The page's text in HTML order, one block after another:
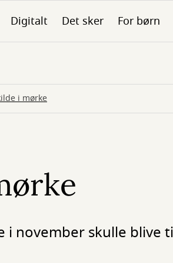
Digitalt Det sker For børn
i mørke
i november skulle blive